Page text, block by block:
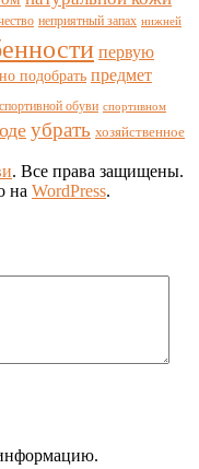
неприятный запах нижней
первую
подобрать предмет
спортивной обуви спортивном
убрать хозяйственное
. Все права защищены.
на WordPress.